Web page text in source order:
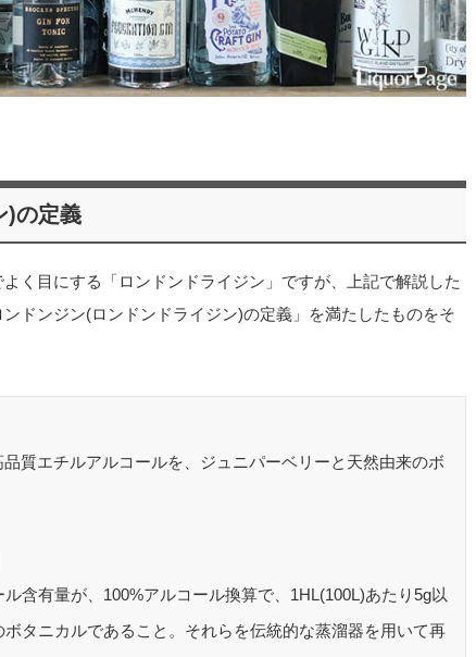
)の定義
く目にする「ロンドンドライジン」ですが、上記で解説した
ドンジン(ロンドンドライジン)の定義」を満たしたものをそ
質エチルアルコールを、ジュニパーベリーと天然由来のボ
含有量が、100%アルコール換算で、1HL(100L)あたり5g以
タニカルであること。それらを伝統的な蒸溜器を用いて再